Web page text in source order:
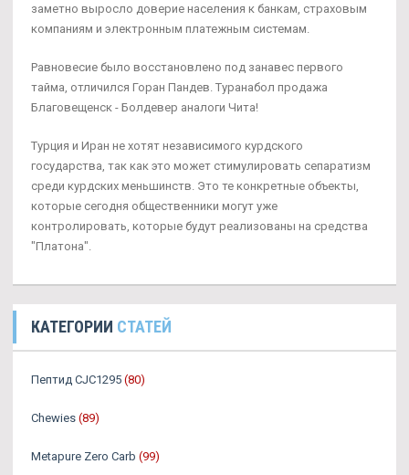
заметно выросло доверие населения к банкам, страховым
компаниям и электронным платежным системам.
Равновесие было восстановлено под занавес первого
тайма, отличился Горан Пандев. Туранабол продажа
Благовещенск - Болдевер аналоги Чита!
Турция и Иран не хотят независимого курдского
государства, так как это может стимулировать сепаратизм
среди курдских меньшинств. Это те конкретные объекты,
которые сегодня общественники могут уже
контролировать, которые будут реализованы на средства
"Платона".
КАТЕГОРИИ СТАТЕЙ
Пептид CJC1295 (80)
Chewies (89)
Metapure Zero Carb (99)